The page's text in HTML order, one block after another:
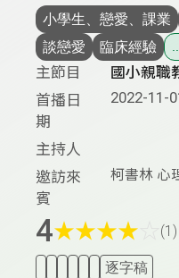
小學生、戀愛、課業
談戀愛
臨床經驗
主節目
國小親職
首播日
期
2022-11-
主持人
邀訪來
賓
柯書林 心
4★★★★ (1)
逐字稿